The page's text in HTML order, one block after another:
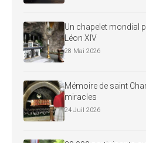
Un chapelet mondial
Léon XIV
28 Mai 2026
Mémoire de saint
miracles
24 Juil 2026